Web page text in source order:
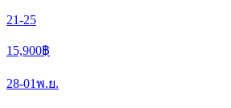
21-25
15,900฿
28-01พ.ย.